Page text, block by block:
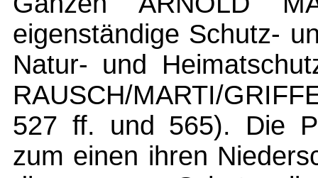
eigenständige Schutz-
Natur- und
RAUSCH/MARTI/
527 ff. und 565). Die
zum einen ihren